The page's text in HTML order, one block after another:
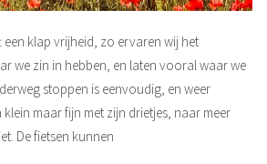
een klap vrijheid, zo ervaren wij het
we zin in hebben, en laten vooral waar we
stoppen is eenvoudig, en weer
maar fijn met zijn drietjes, naar meer
De fietsen kunnen